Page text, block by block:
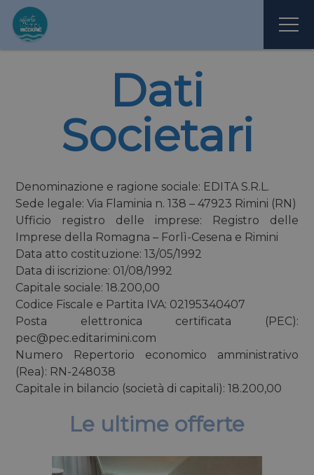
Dati
Societari
Denominazione e ragione sociale: EDITA S.R.L.
Sede legale: Via Flaminia n. 138 – 47923 Rimini (RN)
Ufficio registro delle imprese: Registro delle
Imprese della Romagna – Forlì-Cesena e Rimini
Data atto costituzione: 13/05/1992
Data di iscrizione: 01/08/1992
Capitale sociale: 18.200,00
Codice Fiscale e Partita IVA: 02195340407
Posta elettronica certificata (PEC):
pec@pec.editarimini.com
Numero Repertorio economico amministrativo
(Rea): RN-248038
Capitale in bilancio (società di capitali): 18.200,00
Le ultime offerte